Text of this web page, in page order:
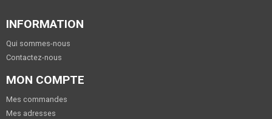
INFORMATION
Qui sommes-nous
Contactez-nous
MON COMPTE
Mes commandes
Mes adresses